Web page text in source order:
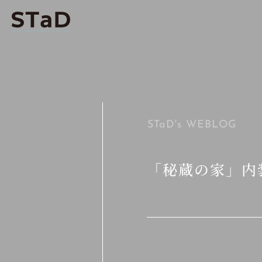
STaD's WEBLOG
「秘蔵の家」